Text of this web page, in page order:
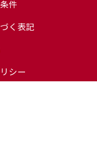
件
く表記
シー